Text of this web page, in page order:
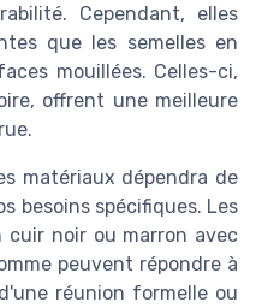
Cependant, elles
que les semelles en
mouillées. Celles-ci,
offrent une meilleure
matériaux dépendra de
besoins spécifiques. Les
cuir noir ou marron avec
peuvent répondre à
réunion formelle ou